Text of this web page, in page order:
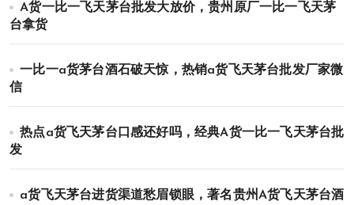
A货一比一飞天茅台批发大放价，贵州原厂一比一飞天茅
台拿货
一比一a货茅台酒石破天惊，热销a货飞天茅台批发厂家微
信
热点a货飞天茅台口感还好吗，经典A货一比一飞天茅台批
发
a货飞天茅台进货渠道愁眉锁眼，著名贵州A货飞天茅台酒